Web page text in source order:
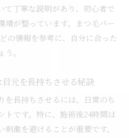
て丁寧な説明があり、初心者で
境が整っています。まつ毛パー
の情報を参考に、自分に合った
。
元を長持ちさせる秘訣
を長持ちさせるには、日常のち
トです。特に、施術後24時間は
激を避けることが重要です。